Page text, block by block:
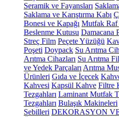
Seramik ve Fayansları
Saklama ve Karıştırma Kabı
Bonesi ve Kapağı Mutfak
Beslenme Kutusu Damacana
Streç Film Peçete Yüzüğü
Poşeti Doypack Su Arıtma
Arıtma Cihazları Su Arıtma
ve Yedek Parçaları Arıtma
Ürünleri Gıda ve İçecek
Kahvesi Kapsül Kahve Filtre
Tezgahları Laminant Mutfak
Tezgahları Bulaşık Makineleri
Sebilleri DEKORASYON